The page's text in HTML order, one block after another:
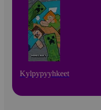
Kylpypyyhkeet